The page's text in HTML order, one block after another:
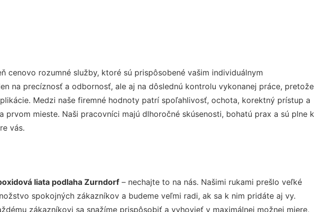
cenovo rozumné služby, ktoré sú prispôsobené vašim individuálnym
na precíznosť a odbornosť, ale aj na dôslednú kontrolu vykonanej práce, pretože
Medzi naše firemné hodnoty patrí spoľahlivosť, ochota, korektný prístup a
mieste. Naši pracovníci majú dlhoročné skúsenosti, bohatú prax a sú plne k
vás.
liata podlaha Zurndorf– nechajte to na nás. Našimi rukami prešlo veľké
spokojných zákazníkov a budeme veľmi radi, ak sa k nim pridáte aj vy.
zákazníkovi sa snažíme prispôsobiť a vyhovieť v maximálnej možnej miere,